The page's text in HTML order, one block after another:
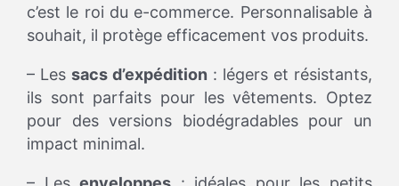
c’est le roi du e-commerce. Personnalisable à
souhait, il protège efficacement vos produits.
– Les sacs d’expédition : légers et résistants,
ils sont parfaits pour les vêtements. Optez
pour des versions biodégradables pour un
impact minimal.